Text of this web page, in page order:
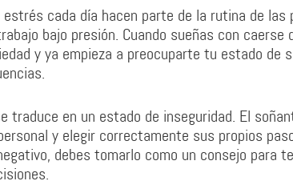
estrés cada día hacen parte de la rutina de
bajo presión. Cuando sueñas con
y ya empieza a preocuparte tu estado de
traduce en un estado de inseguridad. El
y elegir correctamente sus propios
debes tomarlo como un consejo para